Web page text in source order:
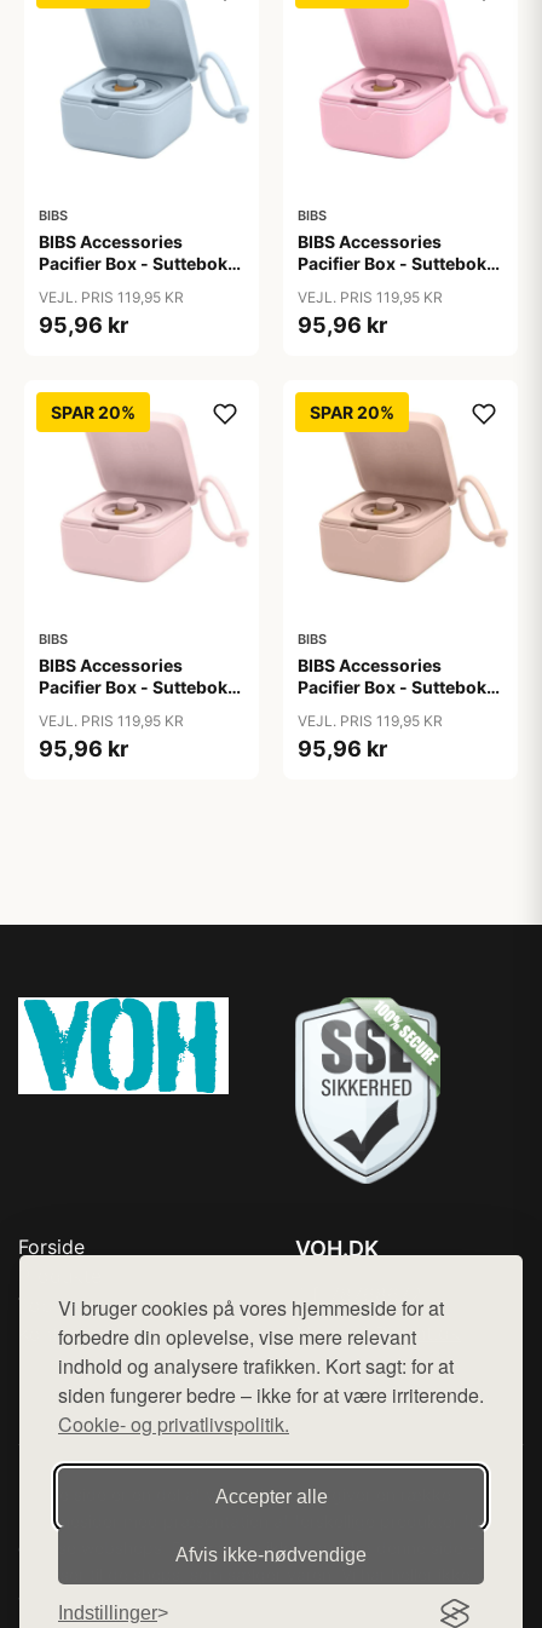
Vi bruger cookies på vores hjemmeside for at
forbedre din oplevelse, vise mere relevant
indhold og analysere trafikken. Kort sagt: for at
siden fungerer bedre – ikke for at være irriterende.
Cookie- og privatlivspolitik.
Accepter alle
Afvis ikke‑nødvendige
Indstillinger
BIBS
BIBS Accessories
Pacifier Box - Sutteboks
Baby Blue
VEJL. PRIS 119,95 KR
95,96 kr
BIBS
BIBS Accessories
Pacifier Box - Sutteboks
Baby Pink
VEJL. PRIS 119,95 KR
95,96 kr
SPAR 20%
BIBS
BIBS Accessories
Pacifier Box - Sutteboks
Blossom
VEJL. PRIS 119,95 KR
95,96 kr
SPAR 20%
BIBS
BIBS Accessories
Pacifier Box - Sutteboks
Blush
VEJL. PRIS 119,95 KR
95,96 kr
Forside
Top Rabatter
Kontakt
VOH.DK
Mail: hej@want.dk
Cookie- og privatlivspolitik
Denne side er en del af want.dk, der udgiver en række
hjemmesider med præsentation af forskellige produkter fra
diverse webshops. Der sælges ikke varer fra denne side - vi
henviser til de shops, som sælger varen. Vi har heller ikke
varerne på lager.